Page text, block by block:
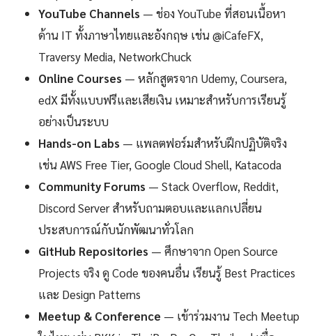
YouTube Channels — ช่อง YouTube ที่สอนเนื้อหา
ด้าน IT ทั้งภาษาไทยและอังกฤษ เช่น @iCafeFX,
Traversy Media, NetworkChuck
Online Courses — หลักสูตรจาก Udemy, Coursera,
edX มีทั้งแบบฟรีและเสียเงิน เหมาะสำหรับการเรียนรู้
อย่างเป็นระบบ
Hands-on Labs — แพลตฟอร์มสำหรับฝึกปฏิบัติจริง
เช่น AWS Free Tier, Google Cloud Shell, Katacoda
Community Forums — Stack Overflow, Reddit,
Discord Server สำหรับถามตอบและแลกเปลี่ยน
ประสบการณ์กับนักพัฒนาทั่วโลก
GitHub Repositories — ศึกษาจาก Open Source
Projects จริง ดู Code ของคนอื่น เรียนรู้ Best Practices
และ Design Patterns
Meetup & Conference — เข้าร่วมงาน Tech Meetup